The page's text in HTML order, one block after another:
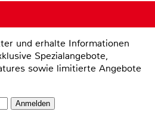
und erhalte Informationen
Spezialangebote,
sowie limitierte Angebote